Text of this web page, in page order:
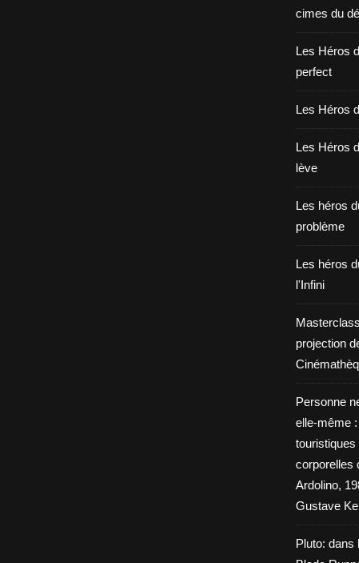
cimes du
Les Héros
perfect
Les Héros
Les Héros
lève
Les héros
problème
Les héros
l'Infini
projection
Personne
elle-même
corporelles
Ardolino,
Gustave
Pluto: dans